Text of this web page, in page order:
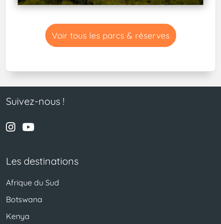
Voir tous les parcs & réserves
Suivez-nous !
Les destinations
Afrique du Sud
Botswana
Kenya